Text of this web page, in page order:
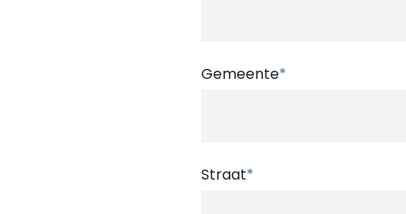
Gemeente*
Straat*